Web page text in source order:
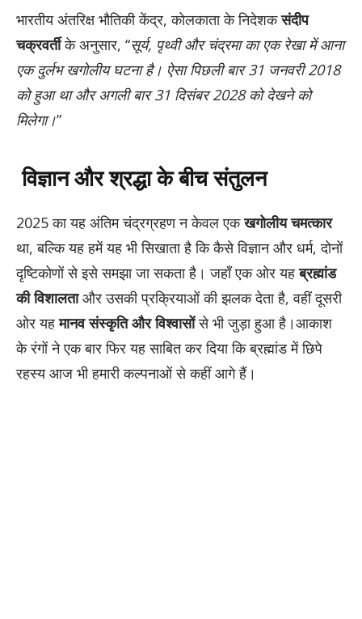
भारतीय अंतरिक्ष भौतिकी केंद्र, कोलकाता के निदेशकसंदीप
चक्रवर्तीके अनुसार, “सूर्य, पृथ्वी और चंद्रमा का एक रेखा में आना
एक दुर्लभ खगोलीय घटना है। ऐसा पिछली बार 31 जनवरी 2018
को हुआ था और अगली बार 31 दिसंबर 2028 को देखने को
मिलेगा।”
विज्ञान और श्रद्धा के बीच संतुलन
2025 का यह अंतिम चंद्रग्रहण न केवल एकखगोलीय चमत्कार
था, बल्कि यह हमें यह भी सिखाता है कि कैसे विज्ञान और धर्म, दोनों
दृष्टिकोणों से इसे समझा जा सकता है। जहाँ एक ओर यहब्रह्मांड
की विशालताऔर उसकी प्रक्रियाओं की झलक देता है, वहीं दूसरी
ओर यहमानव संस्कृति और विश्वासोंसे भी जुड़ा हुआ है।आकाश
के रंगों ने एक बार फिर यह साबित कर दिया कि ब्रह्मांड में छिपे
रहस्य आज भी हमारी कल्पनाओं से कहीं आगे हैं।